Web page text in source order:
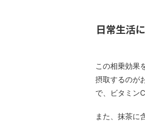
日常生活
この相乗効果
摂取するのが
で、ビタミン
また、抹茶に